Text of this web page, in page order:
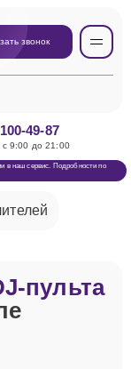
звонок
49-87
9:00 до 21:00
в наш сервис. Подробности по
пульта